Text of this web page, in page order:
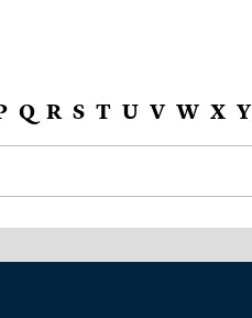
Q R S T U V W X Y